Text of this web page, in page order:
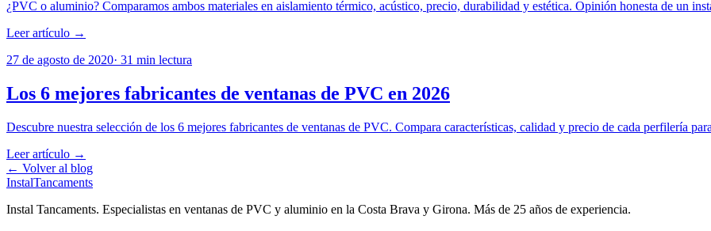
¿PVC o aluminio? Comparamos ambos materiales en aislamiento térmico, acústico, precio, durabilidad y estética. Opinión honesta de un
Leer artículo →
27 de agosto de 2020· 31 min lectura
Los 6 mejores fabricantes de ventanas de PVC en 2026
Descubre nuestra selección de los 6 mejores fabricantes de ventanas de PVC. Compara características, calidad y precio de cada perfilería
Leer artículo →
← Volver al blog
InstalTancaments
Instal Tancaments. Especialistas en ventanas de PVC y aluminio en la Costa Brava y Girona. Más de 25 años de experiencia.